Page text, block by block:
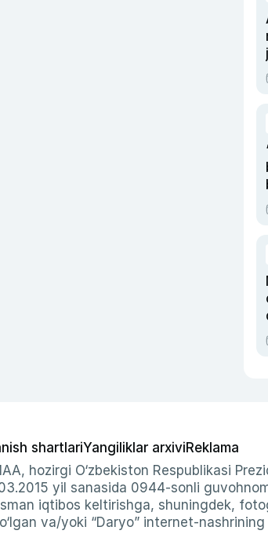
shartlariYangiliklar arxiviReklama
hozirgi O‘zbekiston Respublikasi
yil sanasida 0944-sonli
iqtibos keltirishga, shuningdek,
va/yoki “Daryo” internet-